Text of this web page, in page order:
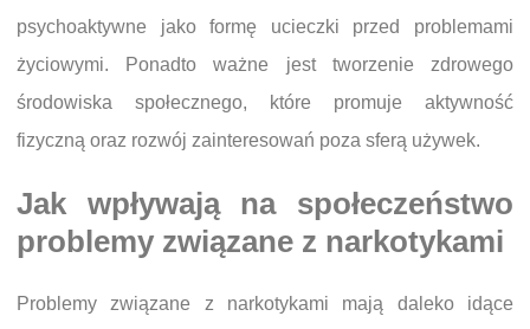
psychoaktywne jako formę ucieczki przed problemami
życiowymi. Ponadto ważne jest tworzenie zdrowego
środowiska społecznego, które promuje aktywność
fizyczną oraz rozwój zainteresowań poza sferą używek.
Jak wpływają na społeczeństwo
problemy związane z narkotykami
Problemy związane z narkotykami mają daleko idące